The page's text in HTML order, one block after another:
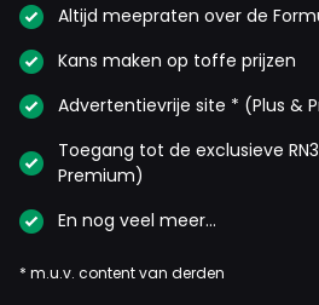
Altijd meepraten over de
Kans maken op toffe prijzen
Advertentievrije site * (Plus &
Toegang tot de exclusieve
Premium)
En nog veel meer…
* m.u.v. content van derden